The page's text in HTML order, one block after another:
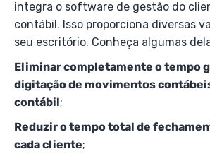
integra o software de gestão do
contábil. Isso proporciona diversas
seu escritório. Conheça algumas
Eliminar completamente o tempo
digitação de movimentos
contábil;
Reduzir o tempo total de
cada cliente;